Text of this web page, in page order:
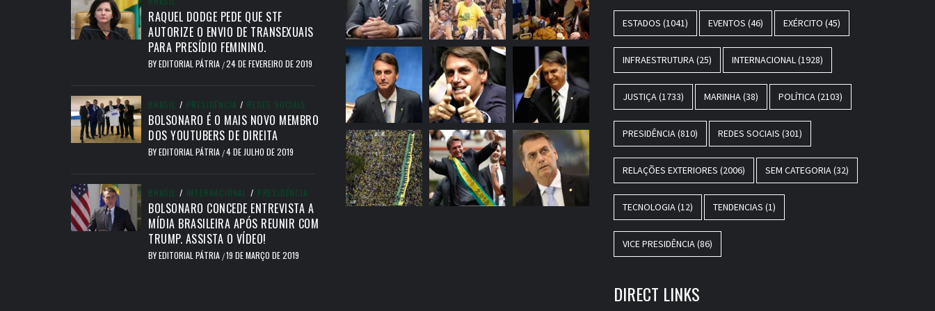
RAQUEL DODGE PEDE QUE STF
AUTORIZE O ENVIO DE TRANSEXUAIS
PARA PRESÍDIO FEMININO.
BYEDITORIAL PÁTRIA /24 DE FEVEREIRO DE 2019
BRASIL / PRESIDÊNCIA / REDES SOCIAIS
BOLSONARO É O MAIS NOVO MEMBRO
DOS YOUTUBERS DE DIREITA
BYEDITORIAL PÁTRIA /4 DE JULHO DE 2019
BRASIL / INTERNACIONAL / PRESIDÊNCIA
BOLSONARO CONCEDE ENTREVISTA A
MÍDIA BRASILEIRA APÓS REUNIR COM
TRUMP. ASSISTA O VÍDEO!
BYEDITORIAL PÁTRIA /19 DE MARÇO DE 2019
ESTADOS (1041) EVENTOS (46) EXÉRCITO (45)
INFRAESTRUTURA(25) INTERNACIONAL(1928)
JUSTIÇA(1733) MARINHA(38) POLÍTICA(2103)
PRESIDÊNCIA(810) REDES SOCIAIS (301)
RELAÇÕES EXTERIORES (2006) SEM CATEGORIA(32)
TECNOLOGIA(12) TENDENCIAS (1)
VICE PRESIDÊNCIA(86)
DIRECT LINKS